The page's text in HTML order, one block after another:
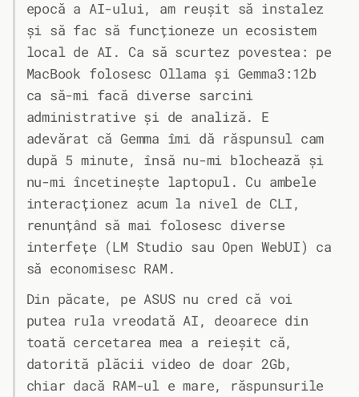
epocă a AI-ului, am reușit să instalez
și să fac să funcționeze un ecosistem
local de AI. Ca să scurtez povestea: pe
MacBook folosesc Ollama și Gemma3:12b
ca să-mi facă diverse sarcini
administrative și de analiză. E
adevărat că Gemma îmi dă răspunsul cam
după 5 minute, însă nu-mi blochează și
nu-mi încetinește laptopul. Cu ambele
interacționez acum la nivel de CLI,
renunțând să mai folosesc diverse
interfețe (LM Studio sau Open WebUI) ca
să economisesc RAM.
Din păcate, pe ASUS nu cred că voi
putea rula vreodată AI, deoarece din
toată cercetarea mea a reieșit că,
datorită plăcii video de doar 2Gb,
chiar dacă RAM-ul e mare, răspunsurile